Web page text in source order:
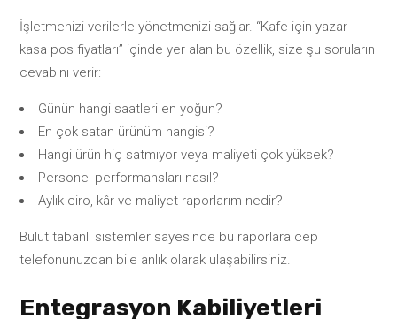
İşletmenizi verilerle yönetmenizi sağlar. “Kafe için yazar
kasa pos fiyatları” içinde yer alan bu özellik, size şu soruların
cevabını verir:
Günün hangi saatleri en yoğun?
En çok satan ürünüm hangisi?
Hangi ürün hiç satmıyor veya maliyeti çok yüksek?
Personel performansları nasıl?
Aylık ciro, kâr ve maliyet raporlarım nedir?
Bulut tabanlı sistemler sayesinde bu raporlara cep
telefonunuzdan bile anlık olarak ulaşabilirsiniz.
Entegrasyon Kabiliyetleri